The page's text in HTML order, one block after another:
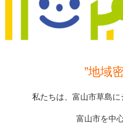
”地域
私たちは、富山市草島に
富山市を中